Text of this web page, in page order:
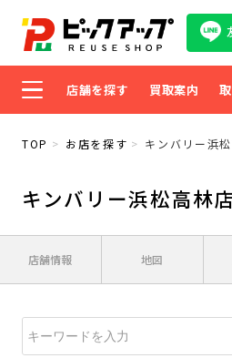
店舗を探す 買取案内
TOP お店を探す キンバリー浜
キンバリー浜松高林
店舗情報 地図